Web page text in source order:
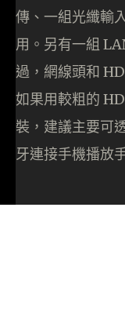
傳、一組光纖輸
用。另有一組
過，網線頭和
如果用較粗的
裝，建議主要可
牙連接手機播放